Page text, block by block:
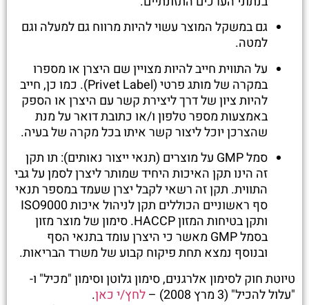
גם במשקל המוצר עשוי להיות מרווח גם למעלה וגם
למטה.
על התווית חייב להיות מצויין שם היצרן או מספרו
במקרה של מותג פרטי (Privet Label). כמו כן, חייב
להיות ציון של דרך ליצירת קשר עם היצרן או הספק
באמצעות מספר טלפון ו/או כתובת דואר על מנת
שהצרכן יוכל ליצור קשר איתו בכל מקרה של בעיה.
סמל GMP על מוצרים (תנאי ייצור נאותים): תו תקן
זה הינו תקן האיכות היחיד שמותר ליצרן לסמן על גבי
התווית. תקן זה רשאי לקבל יצרן שעמד במספר תנאי
סף ראשוניים הכוללים תקן לניהול איכות ISO9000
ותקן בטיחות המזון HACCP. סימון של מוצר מזון
בסמל GMP מאשר כי היצרן עומד בתנאי הסף
ובנוסף נמצא תחת פיקוח קבוע של משרד הבריאות.
טיוטת חוק לסימון אלרגנים, סימון גלוטן וסימון "מכיל" ו-
"עלול להכיל" (3 מרץ 2008) –
לחץ/י כאן.